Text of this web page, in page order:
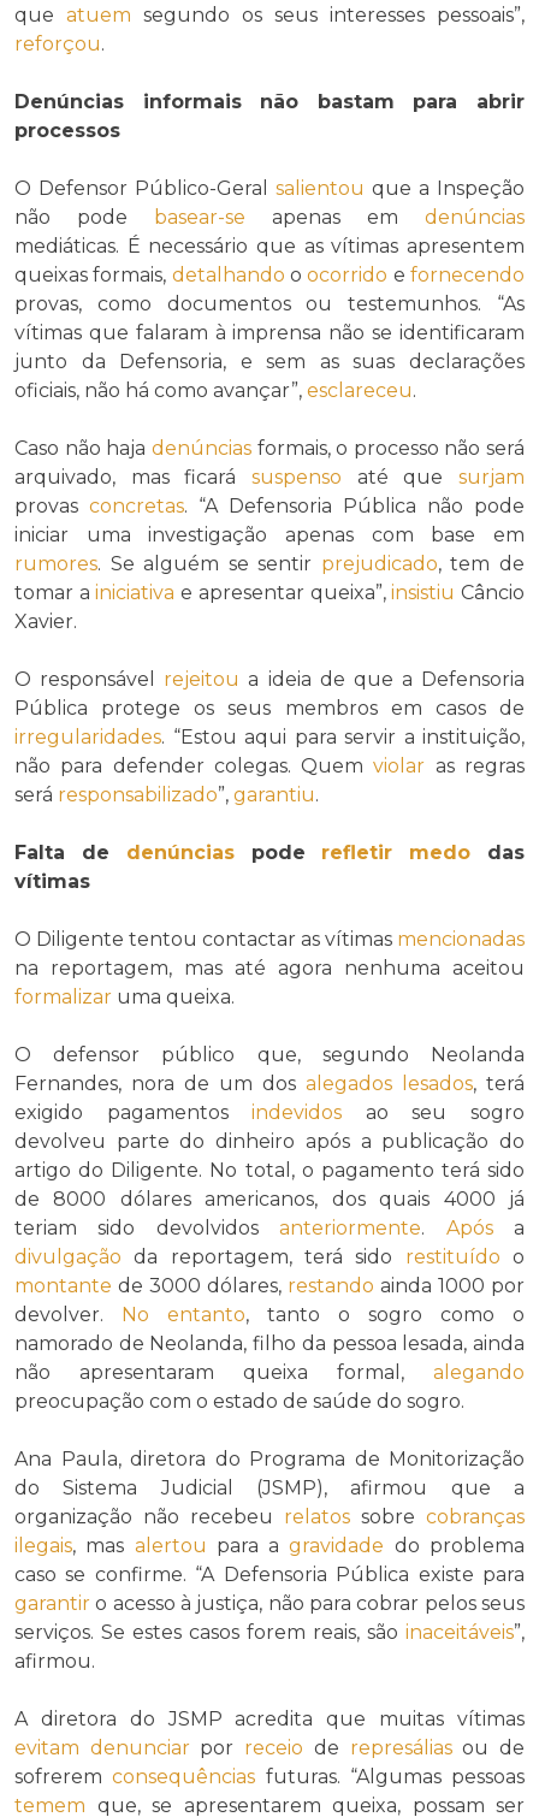
que atuem segundo os seus interesses pessoais”,
reforçou.
Denúncias informais não bastam para abrir
processos
O Defensor Público-Geral salientou que a Inspeção
não pode basear-se apenas em denúncias
mediáticas. É necessário que as vítimas apresentem
queixas formais, detalhando oocorrido efornecendo
provas, como documentos ou testemunhos. “As
vítimas que falaram à imprensa não se identificaram
junto da Defensoria, e sem as suas declarações
oficiais, não há como avançar”, esclareceu.
Caso não haja denúnciasformais, o processo não será
arquivado, mas ficará suspenso até que surjam
provas concretas. “A Defensoria Pública não pode
iniciar uma investigação apenas com base em
rumores. Se alguém se sentir prejudicado, tem de
tomar ainiciativa e apresentar queixa”,insistiu Câncio
Xavier.
O responsável rejeitou a ideia de que a Defensoria
Pública protege os seus membros em casos de
irregularidades. “Estou aqui para servir a instituição,
não para defender colegas. Quemviolar as regras
será responsabilizado”, garantiu.
Falta de denúnciaspode refletir medo das
vítimas
O Diligente tentou contactar as vítimas mencionadas
na reportagem, mas até agora nenhuma aceitou
formalizar uma queixa.
O defensor público que, segundo Neolanda
Fernandes, nora de um dos alegados lesados, terá
exigido pagamentosindevidos ao seu sogro
devolveu parte do dinheiro após a publicação do
artigo do Diligente. No total, o pagamento terá sido
de 8000 dólares americanos, dos quais 4000 já
teriam sido devolvidosanteriormente. Apósa
divulgação da reportagem, terá sido restituído o
montante de 3000 dólares, restando ainda 1000 por
devolver.
No entanto, tanto o sogro como o
namorado de Neolanda, filho da pessoa lesada, ainda
não apresentaram queixa formal, alegando
preocupação com o estado de saúde do sogro.
Ana Paula, diretora do Programa de Monitorização
do Sistema Judicial (JSMP), afirmou que a
organização não recebeu relatos sobre cobranças
ilegais, mas alertou para agravidade do problema
caso se confirme. “A Defensoria Pública existe para
garantir o acesso à justiça, não para cobrar pelos seus
serviços. Se estes casos forem reais, são inaceitáveis”,
afirmou.
A diretora do JSMP acredita que muitas vítimas
evitam denunciarpor receio de represáliasou de
sofreremconsequências futuras. “Algumas pessoas
temem que, se apresentarem queixa, possam ser